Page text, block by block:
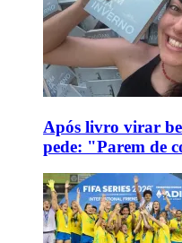
Após livro virar
pede: "Parem de